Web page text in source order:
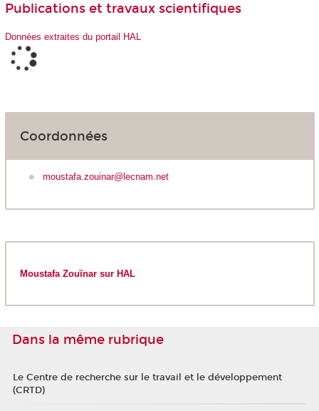
Publications et travaux scientifiques
Données extraites du portail HAL
Coordonnées
moustafa.zouinar@lecnam.net
Moustafa Zouïnar sur HAL
Dans la même rubrique
Le Centre de recherche sur le travail et le développement
(CRTD)